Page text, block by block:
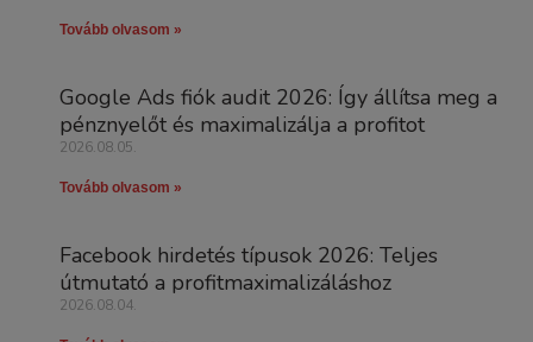
Tovább olvasom »
Google Ads fiók audit 2026: Így állítsa meg a
pénznyelőt és maximalizálja a profitot
2026.08.05.
Tovább olvasom »
Facebook hirdetés típusok 2026: Teljes
útmutató a profitmaximalizáláshoz
2026.08.04.